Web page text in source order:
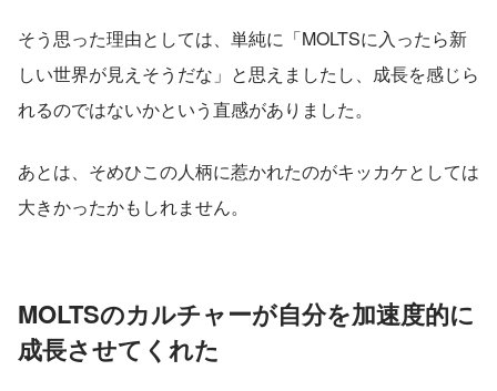
そう思った理由としては、単純に「MOLTSに入ったら新
しい世界が見えそうだな」と思えましたし、成長を感じら
れるのではないかという直感がありました。
あとは、そめひこの人柄に惹かれたのがキッカケとしては
大きかったかもしれません。
MOLTSのカルチャーが自分を加速度的に
成長させてくれた